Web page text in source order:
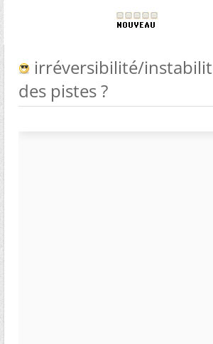
irréversibilité/
des pistes ?